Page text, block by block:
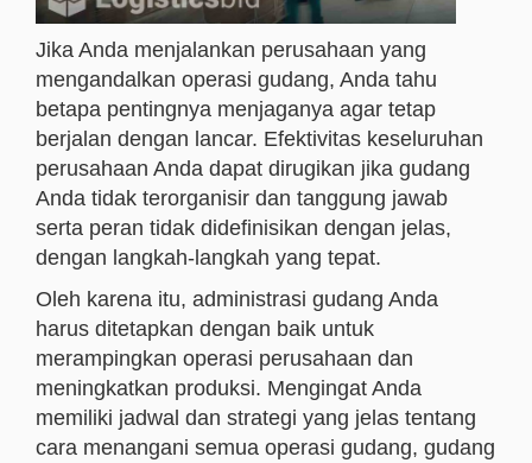
Jika Anda menjalankan perusahaan yang
mengandalkan operasi gudang, Anda tahu
betapa pentingnya menjaganya agar tetap
berjalan dengan lancar. Efektivitas keseluruhan
perusahaan Anda dapat dirugikan jika gudang
Anda tidak terorganisir dan tanggung jawab
serta peran tidak didefinisikan dengan jelas,
dengan langkah-langkah yang tepat.
Oleh karena itu, administrasi gudang Anda
harus ditetapkan dengan baik untuk
merampingkan operasi perusahaan dan
meningkatkan produksi. Mengingat Anda
memiliki jadwal dan strategi yang jelas tentang
cara menangani semua operasi gudang, gudang